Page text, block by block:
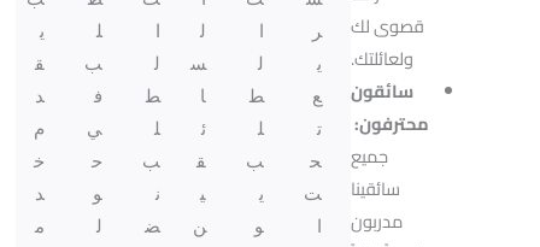
قصوى لك
ولعائلتك.
سائقون
محترفون:
جميع
سائقينا
مدربون
ر
ي
ع
ت
ح
ت
ل
ط
ل
ب
ي
و
ل
س
ا
ئ
ق
ي
ن
ل
ط
ل
ب
ن
ض
ل
ب
ف
ي
ح
و
ل
ي
ق
د
م
خ
د
م